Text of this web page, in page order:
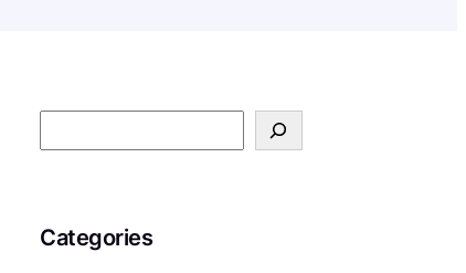
e
c
Categories